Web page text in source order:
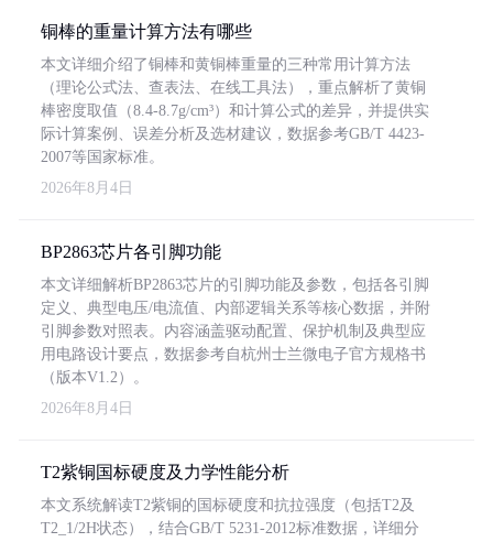
铜棒的重量计算方法有哪些
本文详细介绍了铜棒和黄铜棒重量的三种常用计算方法
（理论公式法、查表法、在线工具法），重点解析了黄铜
棒密度取值（8.4-8.7g/cm³）和计算公式的差异，并提供实
际计算案例、误差分析及选材建议，数据参考GB/T 4423-
2007等国家标准。
2026年8月4日
BP2863芯片各引脚功能
本文详细解析BP2863芯片的引脚功能及参数，包括各引脚
定义、典型电压/电流值、内部逻辑关系等核心数据，并附
引脚参数对照表。内容涵盖驱动配置、保护机制及典型应
用电路设计要点，数据参考自杭州士兰微电子官方规格书
（版本V1.2）。
2026年8月4日
T2紫铜国标硬度及力学性能分析
本文系统解读T2紫铜的国标硬度和抗拉强度（包括T2及
T2_1/2H状态），结合GB/T 5231-2012标准数据，详细分